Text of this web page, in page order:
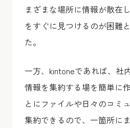
まざまな場所に情報が散在
をすぐに見つけるのが困難
た。
一方、kintoneであれば、社
情報を集約する場を簡単に
とにファイルや日々のコミ
集約できるので、一箇所に